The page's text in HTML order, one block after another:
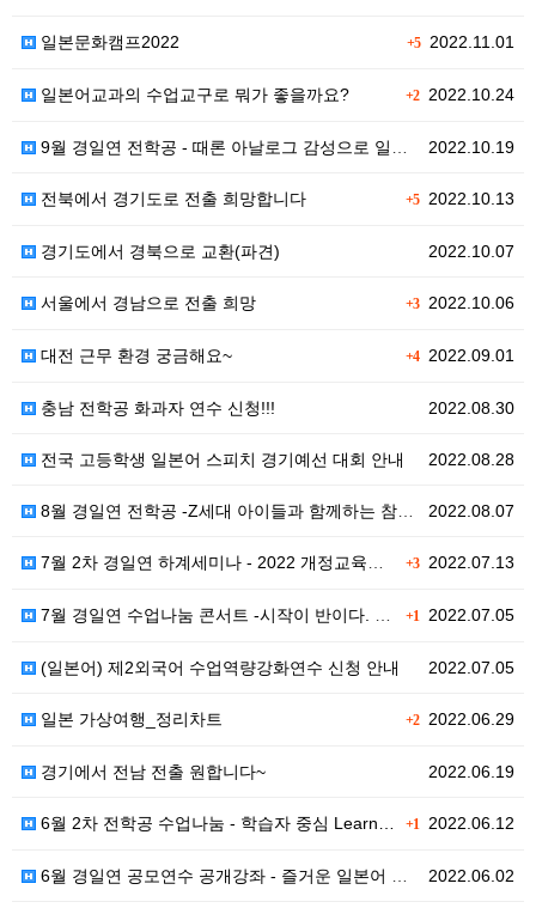
+52022.11.01
일본문화캠프2022
+22022.10.24
일본어교과의 수업교구로 뭐가 좋을까요?
2022.10.19
9월 경일연 전학공 - 때론 아날로그 감성으로 일본어 …
+52022.10.13
전북에서 경기도로 전출 희망합니다
2022.10.07
경기도에서 경북으로 교환(파견)
+32022.10.06
서울에서 경남으로 전출 희망
+42022.09.01
대전 근무 환경 궁금해요~
2022.08.30
충남 전학공 화과자 연수 신청!!!
2022.08.28
전국 고등학생 일본어 스피치 경기예선 대회 안내
2022.08.07
8월 경일연 전학공 -Z세대 아이들과 함께하는 참여하고…
+32022.07.13
7월 2차 경일연 하계세미나 - 2022 개정교육과정 …
+1 2022.07.05
7월 경일연 수업나눔 콘서트 -시작이 반이다. 중학생의…
2022.07.05
(일본어) 제2외국어 수업역량강화연수 신청 안내
+22022.06.29
일본 가상여행_정리차트
2022.06.19
경기에서 전남 전출 원합니다~
+1 2022.06.12
6월 2차 전학공 수업나눔 - 학습자 중심 Learn…
2022.06.02
6월 경일연 공모연수 공개강좌 - 즐거운 일본어 수업도…